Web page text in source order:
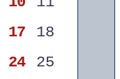
17
18
24
25